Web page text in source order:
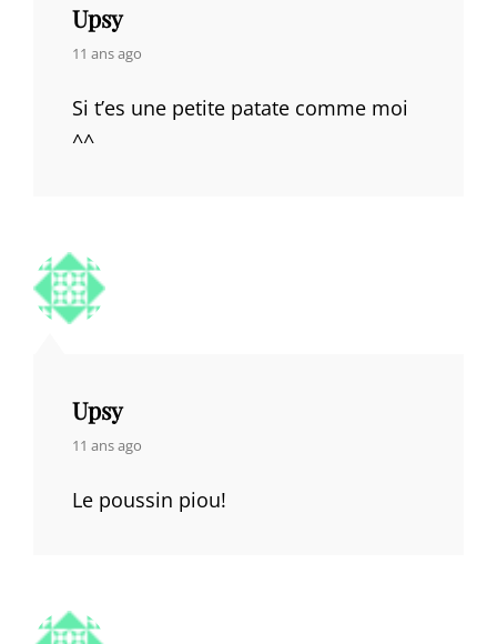
Upsy
says:
11 ans ago
Si t’es une petite patate comme moi
^^
Upsy
says:
11 ans ago
Le poussin piou!